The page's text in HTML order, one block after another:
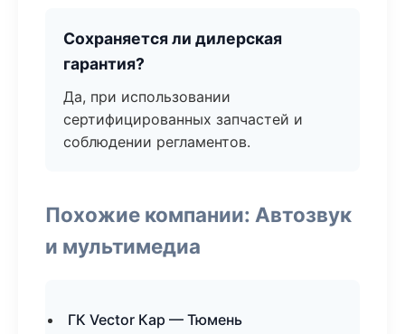
Сохраняется ли дилерская
гарантия?
Да, при использовании
сертифицированных запчастей и
соблюдении регламентов.
Похожие компании: Автозвук
и мультимедиа
ГК Vector Кар — Тюмень